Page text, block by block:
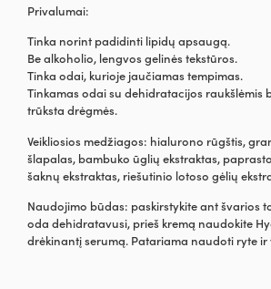
Privalumai:
Tinka norint padidinti lipidų apsaugą.
Be alkoholio, lengvos gelinės tekstūros.
Tinka odai, kurioje jaučiamas tempimas.
Tinkamas odai su dehidratacijos raukšlėmis
trūksta drėgmės.
Veikliosios medžiagos: hialurono rūgštis,
šlapalas, bambuko ūglių ekstraktas,
šaknų ekstraktas, riešutinio lotoso gėlių
Naudojimo būdas: paskirstykite ant švarios
oda dehidratavusi, prieš kremą naudokite
drėkinantį serumą. Patariama naudoti ryte ir